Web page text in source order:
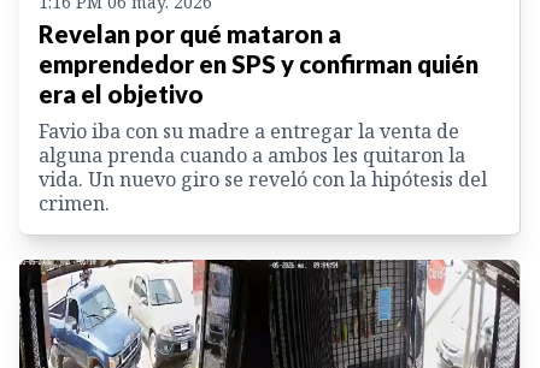
Revelan por qué mataron a
emprendedor en SPS y confirman quién
era el objetivo
Favio iba con su madre a entregar la venta de
alguna prenda cuando a ambos les quitaron la
vida. Un nuevo giro se reveló con la hipótesis del
crimen.